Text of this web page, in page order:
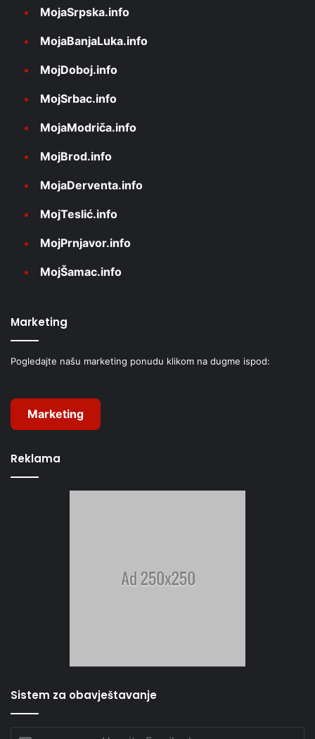
MojaSrpska.info
MojaBanjaLuka.info
MojDoboj.info
MojSrbac.info
MojaModriča.info
MojBrod.info
MojaDerventa.info
MojTeslić.info
MojPrnjavor.info
MojŠamac.info
Marketing
Pogledajte našu marketing ponudu klikom na dugme ispod:
Marketing
Reklama
Sistem za obavještavanje
Unesite